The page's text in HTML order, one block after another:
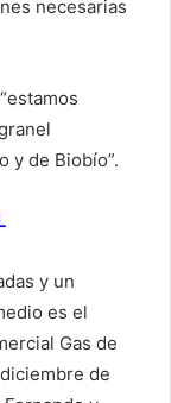
necesarias
y de Biobío”.
y un
es el
Gas de
de